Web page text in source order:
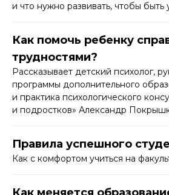
и что нужно развивать, чтобы быть
Как помочь ребенку
трудностями?
Рассказывает детский психолог,
программы дополнительного
и практика психологического
и подростков» Александр
Правила успешного
Как с комфортом учиться на